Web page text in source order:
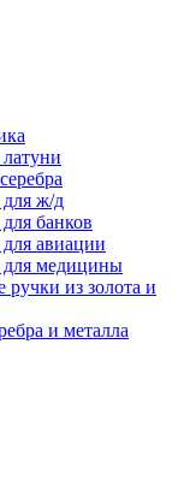
ж/д
банков
авиации
для медицины
из золота и
и металла